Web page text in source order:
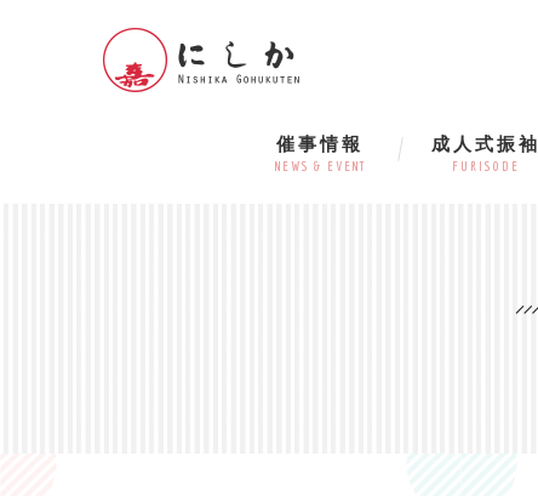
催事情報
NEWS & EVENT
成人式振袖
FURISODE